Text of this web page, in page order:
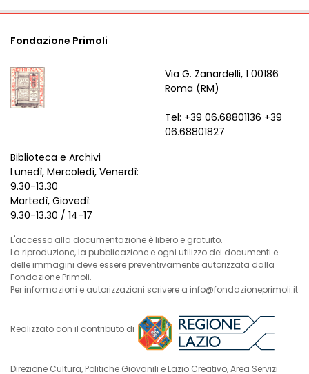
Fondazione Primoli
Via G. Zanardelli, 1 00186
Roma (RM)
Tel: +39 06.68801136 +39
06.68801827
Biblioteca e Archivi
Lunedì, Mercoledì, Venerdì:
9.30-13.30
Martedì, Giovedì:
9.30-13.30 / 14-17
L'accesso alla documentazione è libero e gratuito.
La riproduzione, la pubblicazione e ogni utilizzo dei documenti e
delle immagini deve essere preventivamente autorizzata dalla
Fondazione Primoli.
Per informazioni e autorizzazioni scrivere a info@fondazioneprimoli.it
Realizzato con il contributo di
Direzione Cultura, Politiche Giovanili e Lazio Creativo, Area Servizi